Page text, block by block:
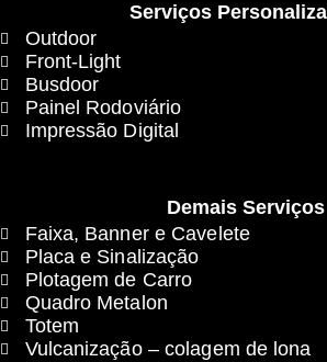
Serviços
Outdoor
Front-Light
Busdoor
Painel Rodoviário
Impressão Digital
Demais Serviços
Faixa, Banner e Cavelete
Placa e Sinalização
Plotagem de Carro
Quadro Metalon
Totem
Vulcanização – colagem de lona